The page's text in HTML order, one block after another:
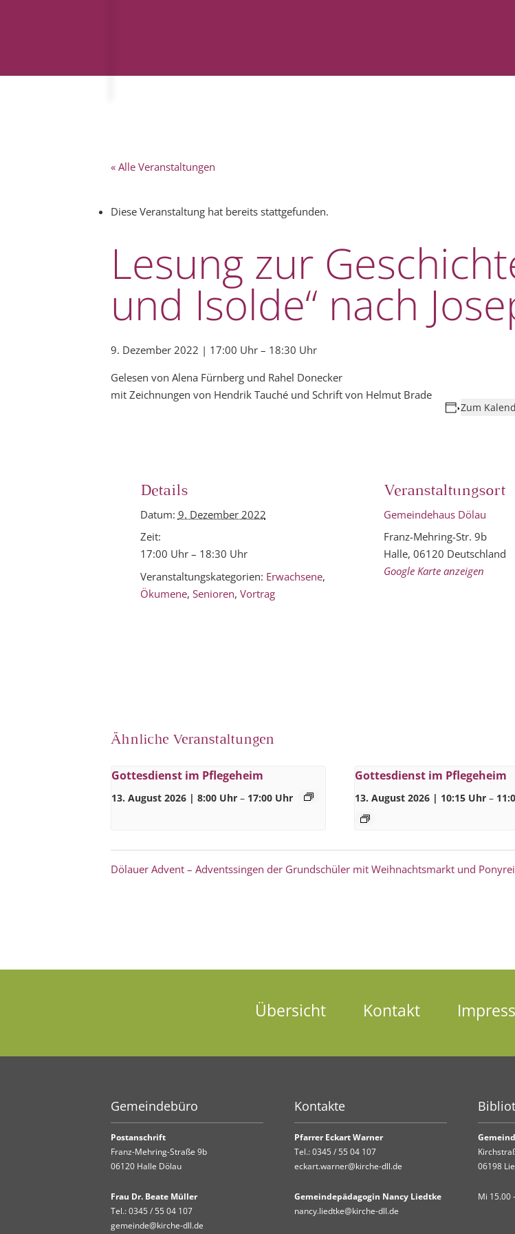
« Alle Veranstaltungen
Diese Veranstaltung hat bereits stattgefunden.
Lesung zur
und Isolde“ nach
9. Dezember 2022 | 17:00 Uhr – 18:30 Uhr
Gelesen von Alena Fürnberg und Rahel Donecker
mit Zeichnungen von Hendrik Tauché und Schrift von Helmut Brade
Zum
Details
Datum: 9. Dezember 2022
Zeit:
17:00 Uhr – 18:30 Uhr
Veranstaltungskategorien: Erwachsene,
Ökumene, Senioren, Vortrag
Veranstaltungsort
Gemeindehaus Dölau
Franz-Mehring-Str. 9b
Halle, 06120 Deutschland
Google Karte anzeigen
Ähnliche Veranstaltungen
Gottesdienst im Pflegeheim
13. August 2026 | 8:00 Uhr – 17:00 Uhr
Gottesdienst im Pflegeheim
13. August 2026 | 10:15 Uhr –
Dölauer Advent – Adventssingen der Grundschüler mit Weihnachtsmarkt und
Übersicht Kontakt
Gemeindebüro
Postanschrift
Franz-Mehring-Straße 9b
06120 Halle Dölau
Frau Dr. Beate Müller
Tel.:0345 / 55 04 107
gemeinde@kirche-dll.de
Kontakte
Pfarrer Eckart Warner
Tel.:0345 / 55 04 107
eckart.warner@kirche-dll.de
Gemeindepädagogin Nancy Liedtke
nancy.liedtke@kirche-dll.de
06198
Mi 15.00